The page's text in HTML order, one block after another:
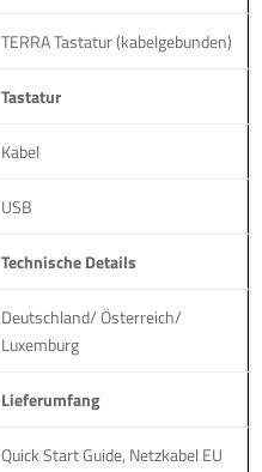
TERRA Tastatur (kabelgebunden)
Tastatur
Kabel
USB
Technische Details
Deutschland/ Österreich/
Luxemburg
Lieferumfang
Quick Start Guide, Netzkabel EU